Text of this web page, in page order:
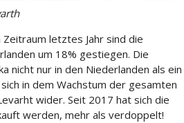
letztes Jahr sind die
um 18% gestiegen. Die
nicht nur in den Niederlanden als ein
in dem Wachstum der gesamten
wider. Seit 2017 hat sich die
werden, mehr als verdoppelt!